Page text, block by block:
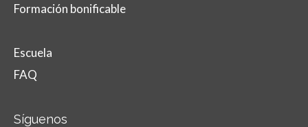
Formación bonificable
Escuela
FAQ
Síguenos